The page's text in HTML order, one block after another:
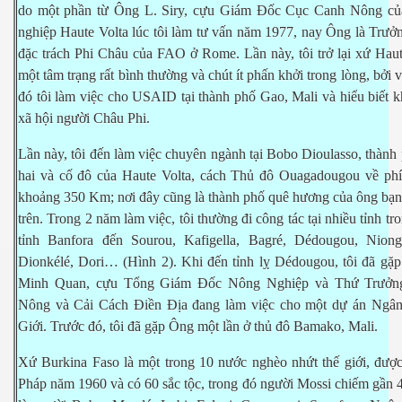
do một phần từ Ông L. Siry, cựu Giám Đốc Cục Canh Nông củ
nghiệp Haute Volta lúc tôi làm tưvấn năm 1977, nay Ông là Trưở
đặc trách Phi Châu của FAO ởRome. Lần này, tôi trởlại xứ
một tâm trạng rất bình thường và chút ít phấn khởi trong lòng, bởi
đó tôi làm việc cho USAID tại thành phố Gao, Mali và hiểu biết
xã hội người Châu Phi.
Lần này, tôi đến làm việc chuyên ngành tại Bobo Dioulasso, thành
hai và cốđô của Haute Volta, cách Thủ đô Ouagadougou về
khoảng 350 Km; nơi đây cũng là thành phố quê hương của ông bạ
trên. Trong 2 năm làm việc, tôi thường đi công tác tại nhiều tỉnh
tỉnh Banfora đến Sourou, Kafigella, Bagré, Dédougou,
Dionkélé, Dori… (Hình 2). Khi đến tỉnh lỵDédougou, tôi đã gặ
Minh Quan, cựu Tổng Giám Đốc Nông Nghiệp và ThứTrưở
Nông và Cải Cách Điền Địa đang làm việc cho một dự án
Giới. Trước đó, tôi đã gặp Ông một lần ởthủ đô Bamako, Mali.
Xứ Burkina Faso là một trong 10 nước nghèo nhứt thế giới, đượ
Pháp năm 1960 và có 60 sắc tộc, trong đó người Mossi chiếm gần